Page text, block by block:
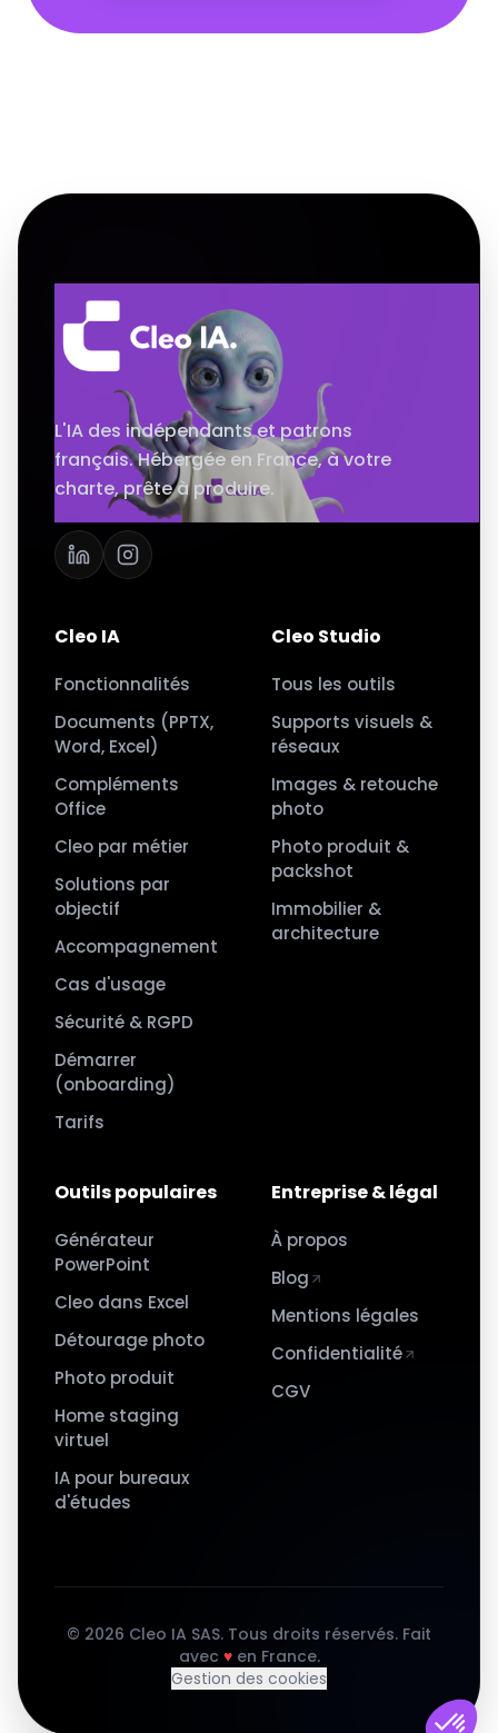
L'IA des indépendants et patrons
français. Hébergée en France, à votre
charte, prête à produire.
Cleo IA
Fonctionnalités
Documents (PPTX,
Word, Excel)
Compléments
Office
Cleo par métier
Solutions par
objectif
Accompagnement
Cas d'usage
Sécurité & RGPD
Démarrer
(onboarding)
Tarifs
Cleo Studio
Tous les outils
Supports visuels &
réseaux
Images & retouche
photo
Photo produit &
packshot
Immobilier &
architecture
Outils populaires
Générateur
PowerPoint
Cleo dans Excel
Détourage photo
Photo produit
Home staging
virtuel
IA pour bureaux
d'études
Entreprise & légal
À propos
Blog
Mentions légales
Confidentialité
CGV
© 2026 Cleo IA SAS. Tous droits réservés. Fait
avec ♥en France.
Gestion des cookies